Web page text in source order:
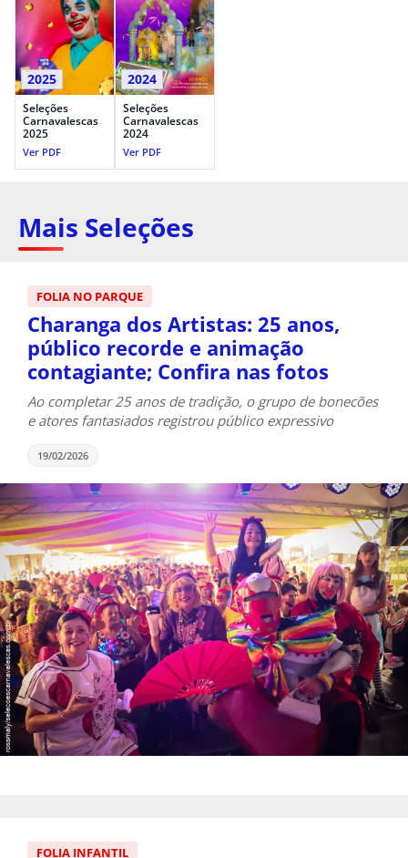
2025
Seleções
Carnavalescas
2025
Ver PDF
2024
Seleções
Carnavalescas
2024
Ver PDF
Mais Seleções
FOLIA NO PARQUE
Charanga dos Artistas: 25 anos,
público recorde e animação
contagiante; Confira nas fotos
Ao completar 25 anos de tradição, o grupo de bonecões
e atores fantasiados registrou público expressivo
19/02/2026
FOLIA INFANTIL